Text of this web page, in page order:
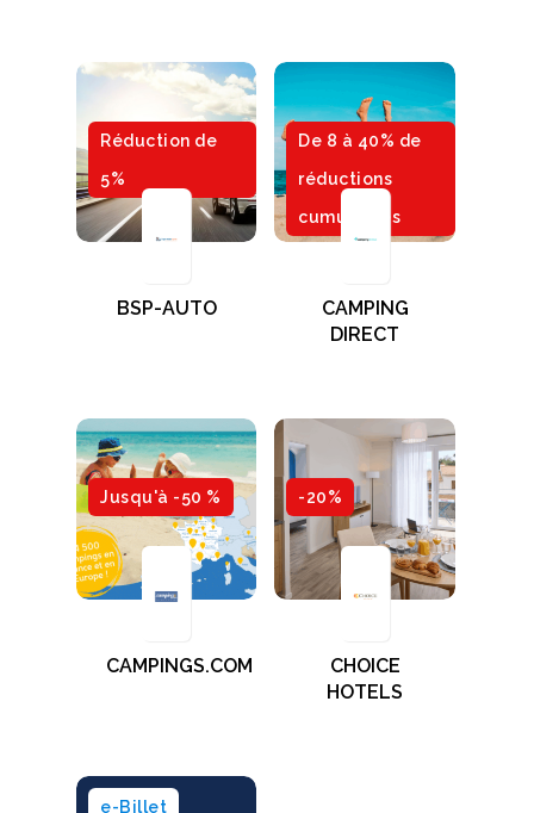
Réduction de
5%
BSP-AUTO
De 8 à 40% de
réductions
cumulables
CAMPING
DIRECT
Jusqu'à -50 %
CAMPINGS.COM
-20%
CHOICE
HOTELS
e-Billet